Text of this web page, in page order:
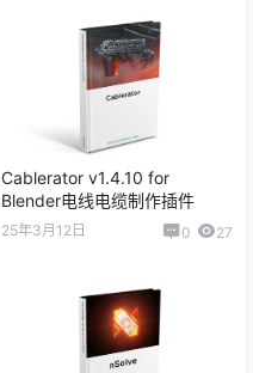
Cablerator v1.4.10 for
Blender电线电缆制作插件
25年3月12日 0 27